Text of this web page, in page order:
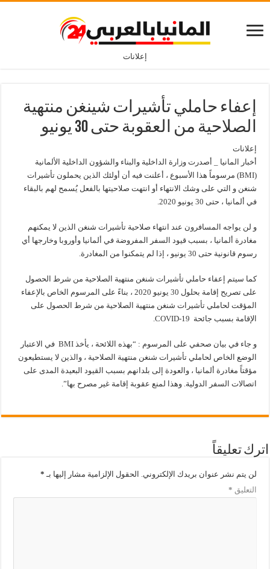
إعلانات
إعفاء حاملي تأشيرات شينغن منتهية
الصلاحية من العقوبة حتى 30 يونيو
إعلانات
أخبار المانيا _ أصدرت وزارة الداخلية والبناء والشؤون الداخلية الألمانية
(BMI) مرسوماً هذا الأسبوع ، أعلنت فيه أن أولئك الذين يحملون تأشيرات
شنغن و التي على وشك الانتهاء أو انتهت صلاحيتها بالفعل يُسمح لهم بالبقاء
في ألمانيا ، حتى 30 يونيو 2020.
و لن يواجه المسافرون عند انتهاء صلاحية تأشيرات شنغن الذين لا يمكنهم
مغادرة ألمانيا ، بسبب قيود السفر المفروضة في ألمانيا وأوروبا وخارجها أي
رسوم قانونية حتى 30 يونيو ، إذا لم يتمكنوا من المغادرة.
كما سيتم إعفاء حاملي تأشيرات شنغن منتهية الصلاحية من شرط الحصول
على تصريح إقامة بحلول 30 يونيو 2020 ، بناءً على المرسوم الخاص بالإعفاء
المؤقت لحاملي تأشيرات شنغن منتهية الصلاحية من شرط الحصول على
الإقامة بسبب جائحة COVID-19.
و جاء في بيان صحفي على المرسوم : “بهذه اللائحة ، يأخذ BMI في الاعتبار
الوضع الخاص لحاملي تأشيرات شنغن منتهية الصلاحية ، والذين لا يستطيعون
مؤقتاً مغادرة ألمانيا ، والعودة إلى بلدانهم بسبب القيود البعيدة المدى على
اتصالات السفر الدولية. وهذا لمنع عقوبة إقامة غير مصرح بها”.
اترك تعليقاً
لن يتم نشر عنوان بريدك الإلكتروني. الحقول الإلزامية مشار إليها بـ *
التعليق *